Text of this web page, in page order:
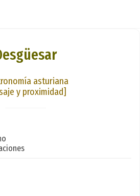
asturiana
y proximidad]